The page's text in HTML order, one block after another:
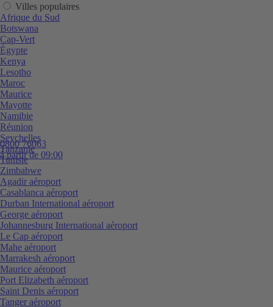
0800 76063
à partir de 09:00
Villes populaires
Afrique du Sud
Botswana
Cap-Vert
Égypte
Kenya
Lesotho
Maroc
Maurice
Mayotte
Namibie
Réunion
Seychelles
Tanzanie
Tunisie
Zimbabwe
Agadir aéroport
Casablanca aéroport
Durban International aéroport
George aéroport
Johannesburg International aéroport
Le Cap aéroport
Mahe aéroport
Marrakesh aéroport
Maurice aéroport
Port Elizabeth aéroport
Saint Denis aéroport
Tanger aéroport